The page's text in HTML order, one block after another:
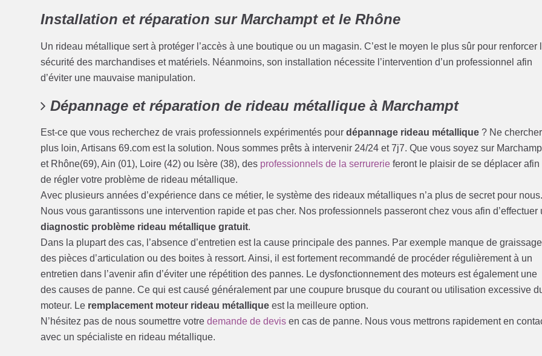
Installation et réparation sur Marchampt et le Rhône
Un rideau métallique sert à protéger l’accès à une boutique ou un magasin. C’est le moyen le plus sûr pour renforcer
sécurité des marchandises et matériels. Néanmoins, son installation nécessite l’intervention d’un professionnel afin
d’éviter une mauvaise manipulation.
Dépannage et réparation de rideau métallique à Marchampt
Est-ce que vous recherchez de vrais professionnels expérimentés pourdépannage rideau métallique ? Ne chercher
plus loin, Artisans 69.com est la solution. Nous sommes prêts à intervenir 24/24 et 7j7. Que vous soyez sur
et Rhône(69), Ain (01), Loire (42) ou Isère (38), des professionnels de la serrurerie feront le plaisir de se déplacer afin
de régler votre problème de rideau métallique.
Avec plusieurs années d’expérience dans ce métier, le système des rideaux métalliques n’a plus de secret pour
Nous vous garantissons une intervention rapide et pas cher. Nos professionnels passeront chez vous afin d’effectuer
diagnostic problème rideau métallique gratuit.
Dans la plupart des cas, l’absence d’entretien est la cause principale des pannes. Par exemple manque de graissage
des pièces d’articulation ou des boites à ressort. Ainsi, il est fortement recommandé de procéder régulièrement à un
entretien dans l’avenir afin d’éviter une répétition des pannes. Le dysfonctionnement des moteurs est également une
des causes de panne. Ce qui est causé généralement par une coupure brusque du courant ou utilisation excessive
moteur. Le remplacement moteur rideau métallique est la meilleure option.
N’hésitez pas de nous soumettre votredemande de devis en cas de panne. Nous vous mettrons rapidement en
avec un spécialiste en rideau métallique.